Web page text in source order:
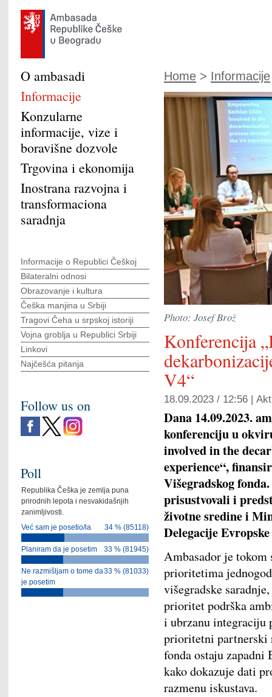
Home > Informacije
Photo: Josef Brož
Konferencija
V4“
18.09.2023 / 12:56 |
Dana 14.09.2023.
konferenciju u
involved in the
experience“,
Višegradskog
prisustvovali i
životne sredine i
Delegacije
Ambasador je tokom
prioritetima
višegradske
prioritet podrška
i ubrzanu integraciju
prioritetni partnerski
fonda ostaju
kako dokazuje dati
razmenu iskustava.
O ambasadi
Informacije
Konzularne
informacije, vize i
boravišne dozvole
Trgovina i ekonomija
Inostrana razvojna i
transformaciona
saradnja
Informacije o Republici Češkoj
Bilateralni odnosi
Obrazovanje i kultura
Češka manjina u Srbiji
Tragovi Čeha u srpskoj istoriji
Vojna groblja u Republici Srbiji
Linkovi
Najčešća pitanja
Follow us on
Poll
Republika Češka je zemlja puna
prirodnih lepota i nesvakidašnjih
zanimljivosti.
34 % (85118)
Već sam je posetio/la
33 % (81945)
Planiram da je posetim
33 % (81033)
Ne razmišljam o tome da
je posetim